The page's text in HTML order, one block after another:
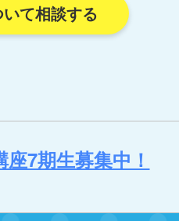
て相談する
7期生募集中！